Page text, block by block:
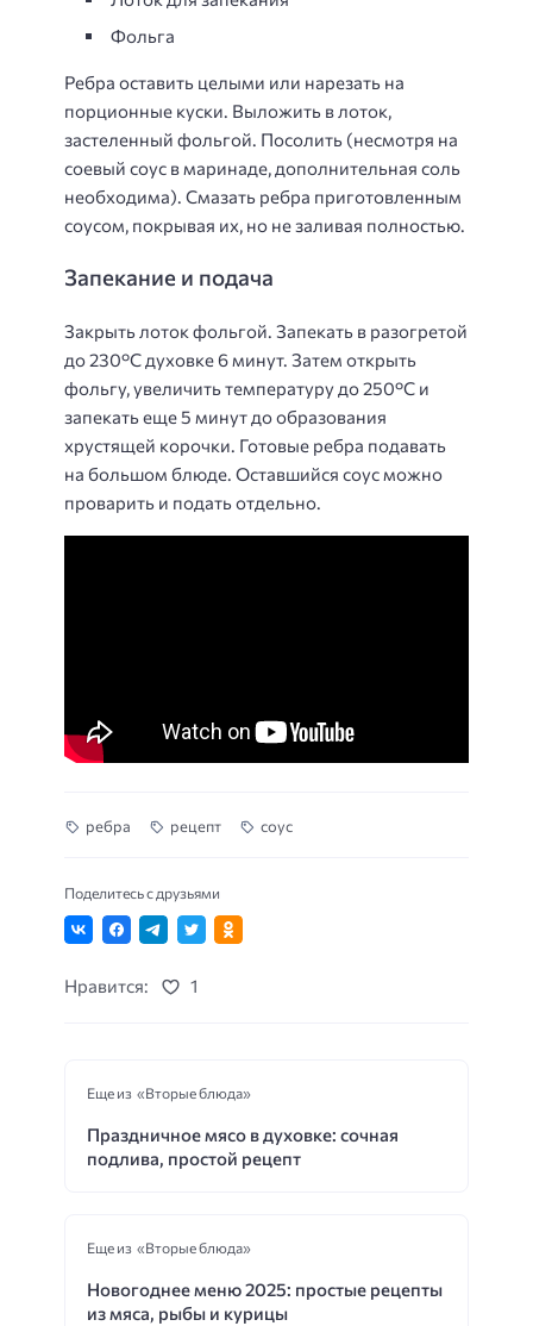
Фольга
Ребра оставить целыми или нарезать на
порционные куски. Выложить в лоток,
застеленный фольгой. Посолить (несмотря на
соевый соус в маринаде, дополнительная соль
необходима). Смазать ребра приготовленным
соусом, покрывая их, но не заливая полностью.
Запекание и подача
Закрыть лоток фольгой. Запекать в разогретой
до 230°C духовке 6 минут. Затем открыть
фольгу, увеличить температуру до 250°C и
запекать еще 5 минут до образования
хрустящей корочки. Готовые ребра подавать
на большом блюде. Оставшийся соус можно
проварить и подать отдельно.
ребра рецепт соус
Поделитесь с друзьями
Нравится: 1
Еще из «Вторые блюда»
Праздничное мясо в духовке: сочная
подлива, простой рецепт
Еще из «Вторые блюда»
Новогоднее меню 2025: простые рецепты
из мяса, рыбы и курицы